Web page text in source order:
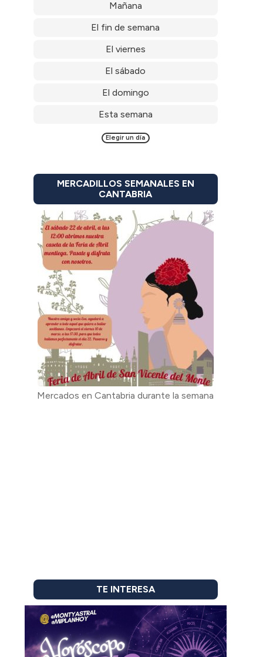
Mañana
El fin de semana
El viernes
El sábado
El domingo
Esta semana
Elegir un día
MERCADILLOS SEMANALES EN
CANTABRIA
Mercados en Cantabria durante la semana
TE INTERESA